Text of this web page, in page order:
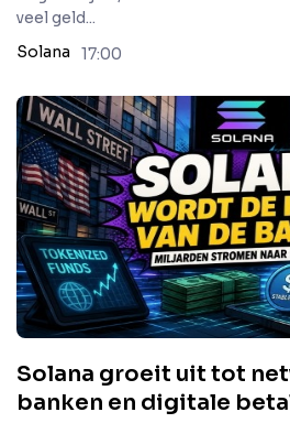
veel geld...
Solana
17:00
Solana groeit uit tot
banken en digitale